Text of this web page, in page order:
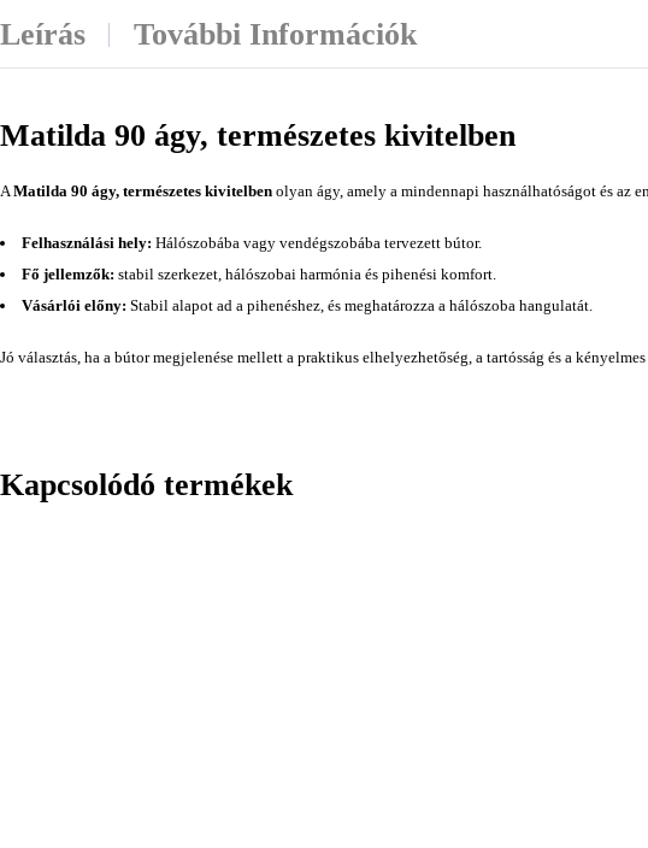
Leírás További Információk
Matilda 90 ágy, természetes kivitelben
AMatilda 90 ágy, természetes kivitelben olyan ágy, amely a mindennapi használhatóságot és az
Felhasználási hely: Hálószobába vagy vendégszobába tervezett bútor.
Fő jellemzők: stabil szerkezet, hálószobai harmónia és pihenési komfort.
Vásárlói előny: Stabil alapot ad a pihenéshez, és meghatározza a hálószoba hangulatát.
Jó választás, ha a bútor megjelenése mellett a praktikus elhelyezhetőség, a tartósság és a
Kapcsolódó termékek